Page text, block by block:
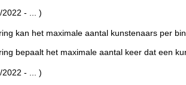
2022 - ... )
kan het maximale aantal kunstenaars per
bepaalt het maximale aantal keer dat een
2022 - ... )